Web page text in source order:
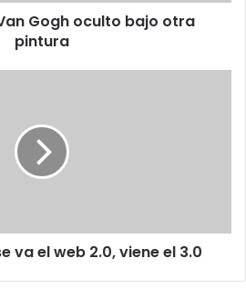
Gogh oculto bajo otra
pintura
va el web 2.0, viene el 3.0